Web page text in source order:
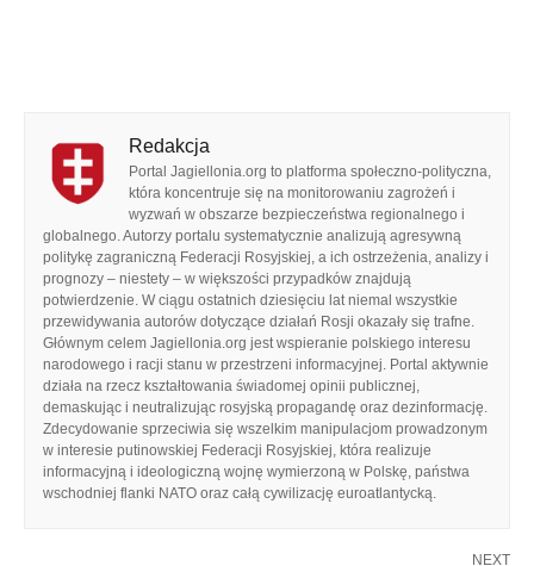
Redakcja
Portal Jagiellonia.org to platforma społeczno-polityczna,
która koncentruje się na monitorowaniu zagrożeń i
wyzwań w obszarze bezpieczeństwa regionalnego i
globalnego. Autorzy portalu systematycznie analizują agresywną
politykę zagraniczną Federacji Rosyjskiej, a ich ostrzeżenia, analizy i
prognozy – niestety – w większości przypadków znajdują
potwierdzenie. W ciągu ostatnich dziesięciu lat niemal wszystkie
przewidywania autorów dotyczące działań Rosji okazały się trafne.
Głównym celem Jagiellonia.org jest wspieranie polskiego interesu
narodowego i racji stanu w przestrzeni informacyjnej. Portal aktywnie
działa na rzecz kształtowania świadomej opinii publicznej,
demaskując i neutralizując rosyjską propagandę oraz dezinformację.
Zdecydowanie sprzeciwia się wszelkim manipulacjom prowadzonym
w interesie putinowskiej Federacji Rosyjskiej, która realizuje
informacyjną i ideologiczną wojnę wymierzoną w Polskę, państwa
wschodniej flanki NATO oraz całą cywilizację euroatlantycką.
NEXT